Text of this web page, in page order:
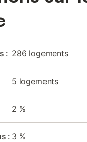
: 286 logements
5 logements
2 %
: 3 %